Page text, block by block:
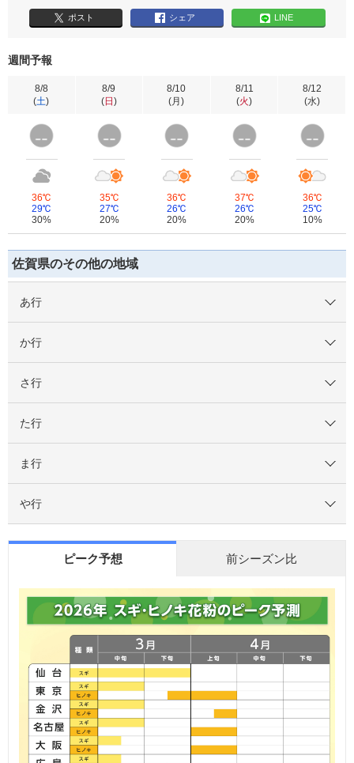
ポスト シェア LINE
週間予報
8/8
(土)
36℃
29℃
30%
8/9
(日 )
35℃
27℃
20%
8/10
(月)
36℃
26℃
20%
8/11
(火)
37℃
26℃
20%
8/12
(水)
36℃
25℃
10%
佐賀県のその他の地域
あ行
か行
さ行
た行
ま行
や行
ピーク予想 前シーズン比